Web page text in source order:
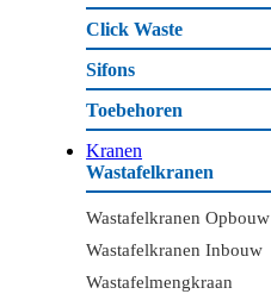
Click Waste
Sifons
Toebehoren
Kranen
Wastafelkranen
Wastafelkranen Opbouw
Wastafelkranen Inbouw
Wastafelmengkraan